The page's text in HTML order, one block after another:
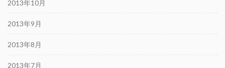
2013年10月
2013年9月
2013年8月
2013年7月